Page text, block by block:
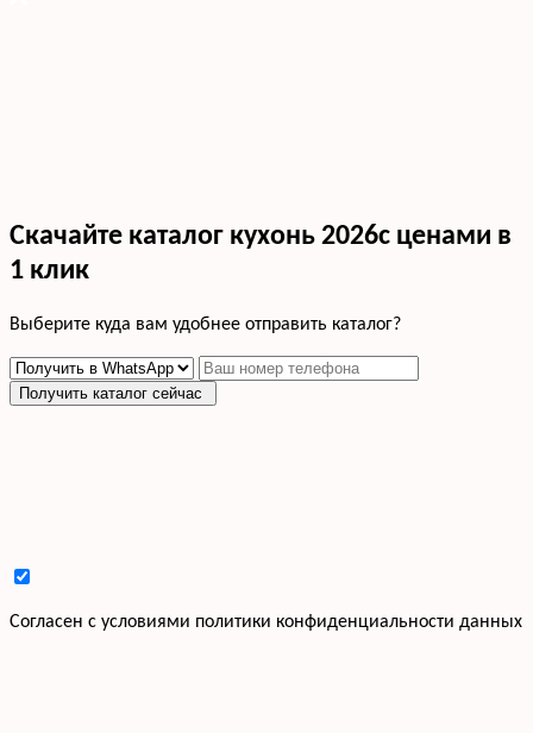
Скачайте каталог кухонь 2026с ценами в
1 клик
Выберите куда вам удобнее отправить каталог?
Получить каталог сейчас
Cогласен с условиями политики конфиденциальности данных